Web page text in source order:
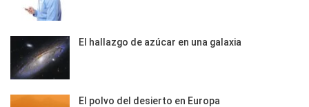
El hallazgo de azúcar en una galaxia
El polvo del desierto en Europa